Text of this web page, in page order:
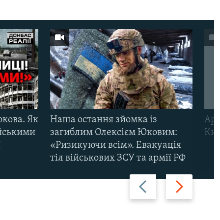
Назад Вперед
Як
Наша остання зйомка із
загиблим Олексієм Юковим:
«Ризикуючи всім». Евакуація
тіл військових ЗСУ та армії РФ